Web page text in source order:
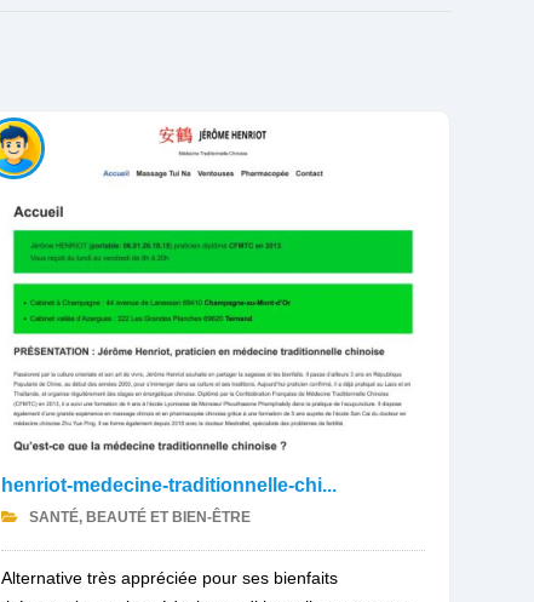
henriot-medecine-traditionnelle-chi...
SANTÉ, BEAUTÉ ET BIEN-ÊTRE
Alternative très appréciée pour ses bienfaits